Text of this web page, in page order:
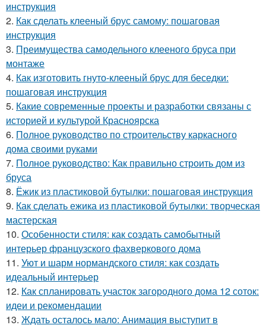
инструкция
2. Как сделать клееный брус самому: пошаговая
инструкция
3. Преимущества самодельного клееного бруса при
монтаже
4. Как изготовить гнуто-клееный брус для беседки:
пошаговая инструкция
5. Какие современные проекты и разработки связаны с
историей и культурой Красноярска
6. Полное руководство по строительству каркасного
дома своими руками
7. Полное руководство: Как правильно строить дом из
бруса
8. Ёжик из пластиковой бутылки: пошаговая инструкция
9. Как сделать ежика из пластиковой бутылки: творческая
мастерская
10. Особенности стиля: как создать самобытный
интерьер французского фахверкового дома
11. Уют и шарм нормандского стиля: как создать
идеальный интерьер
12. Как спланировать участок загородного дома 12 соток:
идеи и рекомендации
13. Ждать осталось мало: Анимация выступит в